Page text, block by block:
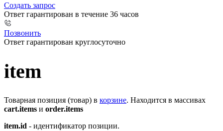
Создать запрос
Ответ гарантирован в течение 36 часов
Позвонить
Ответ гарантирован круглосуточно
item
Товарная позиция (товар) в корзине. Находится в массивах
cart.items и order.items
item.id - идентификатор позиции.